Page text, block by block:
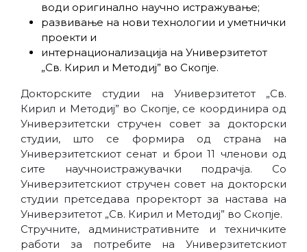
води оригинално научно истражување;
развивање на нови технологии и уметнички
проекти и
интернационализација на Универзитетот
„Св. Кирил и Методиј” во Скопје.
Докторските студии на Универзитетот „Св.
Кирил и Методиј” во Скопје, се координира од
Универзитетски стручен совет за докторски
студии, што се формира од страна на
Универзитетскиот сенат и брои 11 членови од
сите научноистражувачки подрачја. Со
Универзитетскиот стручен совет на докторски
студии претседава проректорт за настава на
Универзитетот „Св. Кирил и Методиј” во Скопје.
Стручните, административните и техничките
работи за потребите на Универзитетскиот